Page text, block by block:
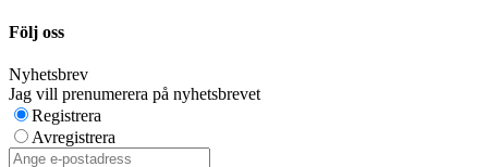
Följ oss
Nyhetsbrev
Jag vill prenumerera på nyhetsbrevet
Registrera
Avregistrera